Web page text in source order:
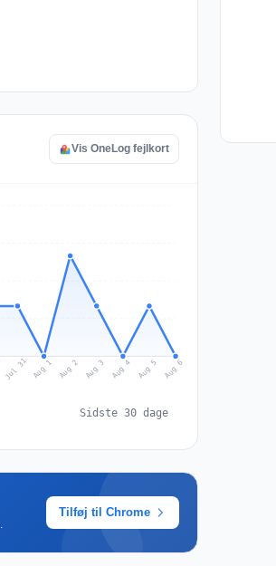
Vis OneLog fejlkort
Jul 31 Aug 1 Aug 2 Aug 3 Aug 4 Aug 5 Aug 6
Sidste 30 dage
Tilføj til Chrome